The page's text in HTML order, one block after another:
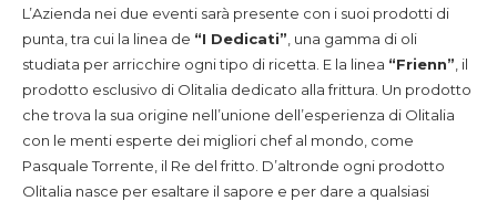
L’Azienda nei due eventi sarà presente con i suoi prodotti di
punta, tra cui la linea de “I Dedicati” , una gamma di oli
studiata per arricchire ogni tipo di ricetta. E la linea “Frienn” , il
prodotto esclusivo di Olitalia dedicato alla frittura. Un prodotto
che trova la sua origine nell’unione dell’esperienza di Olitalia
con le menti esperte dei migliori chef al mondo, come
Pasquale Torrente, il Re del fritto. D’altronde ogni prodotto
Olitalia nasce per esaltare il sapore e per dare a qualsiasi